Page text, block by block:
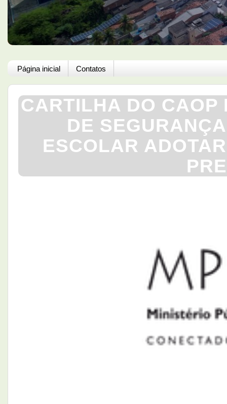
Página inicial Contatos
CARTILHA DO CAOP
DE
ESCOLAR